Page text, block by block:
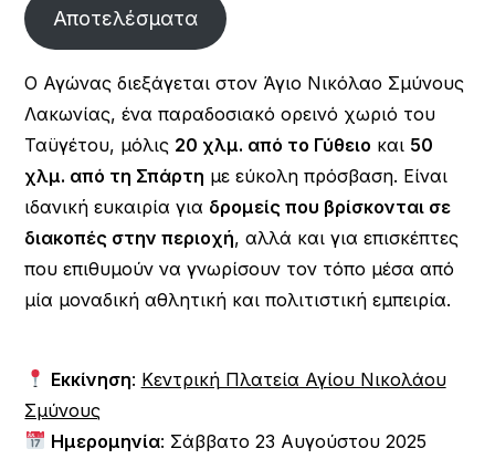
Αποτελέσματα
Ο Αγώνας διεξάγεται στον Άγιο Νικόλαο Σμύνους
Λακωνίας, ένα παραδοσιακό ορεινό χωριό του
Ταϋγέτου, μόλις 20 χλμ. από το Γύθειο και 50
χλμ. από τη Σπάρτη με εύκολη πρόσβαση. Είναι
ιδανική ευκαιρία για δρομείς που βρίσκονται σε
διακοπές στην περιοχή, αλλά και για επισκέπτες
που επιθυμούν να γνωρίσουν τον τόπο μέσα από
μία μοναδική αθλητική και πολιτιστική εμπειρία.
Εκκίνηση: Κεντρική Πλατεία Αγίου Νικολάου
Σμύνους
Ημερομηνία: Σάββατο 23 Αυγούστου 2025